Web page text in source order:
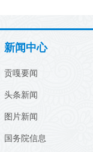
新闻中心
贡嘎要闻
头条新闻
图片新闻
国务院信息